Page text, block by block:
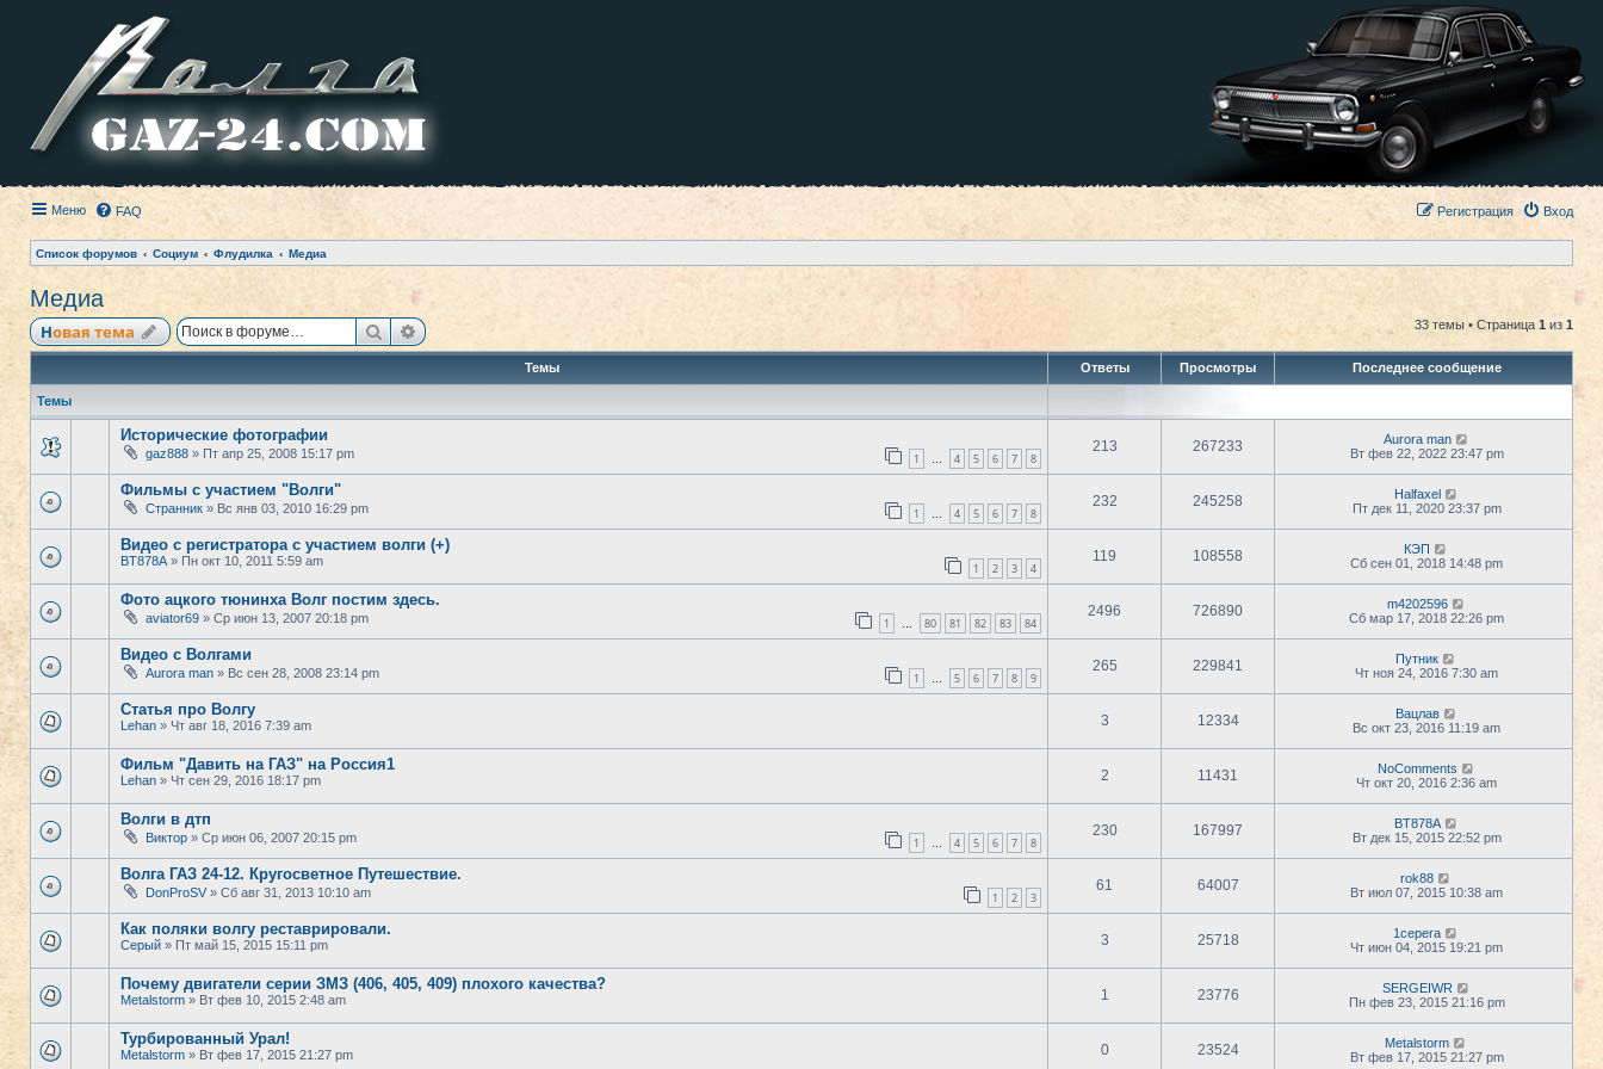
Меню FAQ Вход
Регистрация
Список форумов Социум Флудилка Медиа
Медиа
Новая тема ПоискРасширенный поиск 33 темы • Страница 1 из 1
Темы Ответы Просмотры Последнее сообщение
Темы
Исторические фотографии
gaz888 » Пт апр 25, 2008 15:17 pm 1 … 4 5 6 7 8
213 267233
Aurora man
Вт фев 22, 2022 23:47 pm
Фильмы с участием "Волги"
Странник » Вс янв 03, 2010 16:29 pm 1 … 4 5 6 7 8
232 245258
Halfaxel
Пт дек 11, 2020 23:37 pm
Видео с регистратора с участием волги (+)
BT878A » Пн окт 10, 2011 5:59 am 1 2 3 4
119 108558
КЭП
Сб сен 01, 2018 14:48 pm
Фото ацкого тюнинха Волг постим здесь.
aviator69 » Ср июн 13, 2007 20:18 pm 1 … 80 81 82 83 84
2496 726890
m4202596
Сб мар 17, 2018 22:26 pm
Видео с Волгами
Aurora man » Вс сен 28, 2008 23:14 pm 1 … 5 6 7 8 9
265 229841
Путник
Чт ноя 24, 2016 7:30 am
Статья про Волгу
Lehan » Чт авг 18, 2016 7:39 am 3 12334
Вацлав
Вс окт 23, 2016 11:19 am
Фильм "Давить на ГАЗ" на Россия1
Lehan » Чт сен 29, 2016 18:17 pm 2 11431
NoComments
Чт окт 20, 2016 2:36 am
Волги в дтп
Виктор » Ср июн 06, 2007 20:15 pm 1 … 4 5 6 7 8
230 167997
BT878A
Вт дек 15, 2015 22:52 pm
Волга ГАЗ 24-12. Кругосветное Путешествие.
DonProSV » Сб авг 31, 2013 10:10 am 1 2 3
61 64007
rok88
Вт июл 07, 2015 10:38 am
Как поляки волгу реставрировали.
Серый » Пт май 15, 2015 15:11 pm 3 25718
1cepera
Чт июн 04, 2015 19:21 pm
Почему двигатели серии ЗМЗ (406, 405, 409) плохого качества?
Metalstorm » Вт фев 10, 2015 2:48 am 1 23776
SERGEIWR
Пн фев 23, 2015 21:16 pm
Турбированный Урал!
Metalstorm » Вт фев 17, 2015 21:27 pm 0 23524
Metalstorm
Вт фев 17, 2015 21:27 pm